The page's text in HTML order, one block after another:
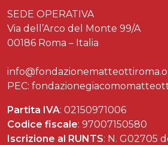
SEDE OPERATIVA
Via dell’Arco del Monte 99/A
00186 Roma – Italia
PEC:
Partita IVA: 02150971006
Codice fiscale: 97007150580
Iscrizione al RUNTS: N. G02705